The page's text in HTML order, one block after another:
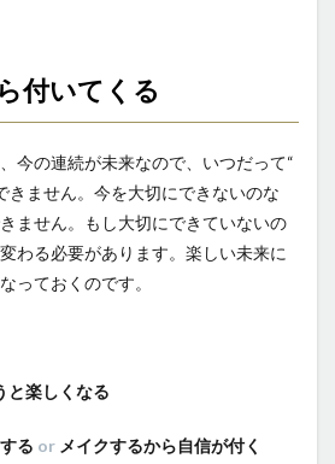
付いてくる
今の連続が未来なので、いつだって“
きません。今を大切にできないのな
ません。もし大切にできていないの
わる必要があります。楽しい未来に
っておくのです。
と楽しくなる
る or メイクするから自信が付く